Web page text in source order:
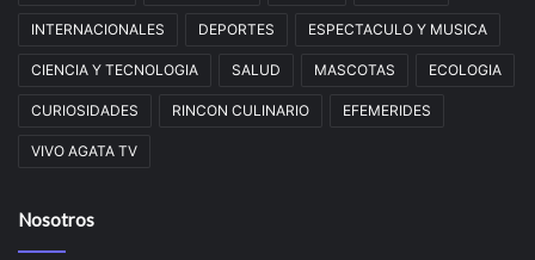
INTERNACIONALES DEPORTES ESPECTACULO Y MUSICA
CIENCIA Y TECNOLOGIA SALUD MASCOTAS ECOLOGIA
CURIOSIDADES RINCON CULINARIO EFEMERIDES
VIVO AGATA TV
Nosotros